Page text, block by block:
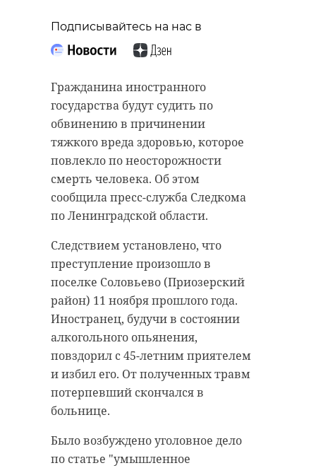
Подписывайтесь на нас в
Гражданина иностранного
государства будут судить по
обвинению в причинении
тяжкого вреда здоровью, которое
повлекло по неосторожности
смерть человека. Об этом
сообщила пресс-служба Следкома
по Ленинградской области.
Следствием установлено, что
преступление произошло в
поселке Соловьево (Приозерский
район) 11 ноября прошлого года.
Иностранец, будучи в состоянии
алкогольного опьянения,
повздорил с 45-летним приятелем
и избил его. От полученных травм
потерпевший скончался в
больнице.
Было возбуждено уголовное дело
по статье "умышленное